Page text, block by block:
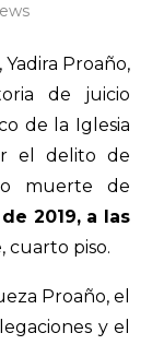
Proaño,
de juicio
de la Iglesia
el delito de
muerte de
2019, a las
cuarto piso.
Proaño, el
y el